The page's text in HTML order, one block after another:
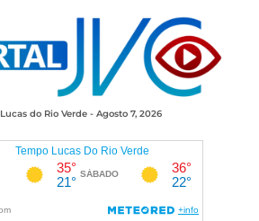
Lucas do Rio Verde - Agosto 7, 2026